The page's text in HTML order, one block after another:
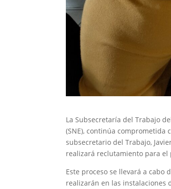
La Subsecretaría del Trabajo
(SNE), continúa comprometida
subsecretario del Trabajo,
realizará reclutamiento para el
Este proceso se llevará a cabo
realizarán en las instalaciones